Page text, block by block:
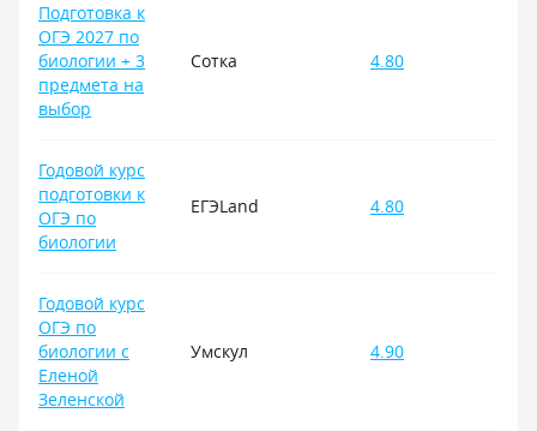
Подготовка к
ОГЭ 2027 по
биологии + 3
предмета на
выбор
Сотка 4.80
Годовой курс
подготовки к
ОГЭ по
биологии
ЕГЭLand 4.80
Годовой курс
ОГЭ по
биологии с
Еленой
Зеленской
Умскул 4.90